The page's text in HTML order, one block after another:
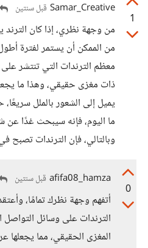
1
Samar_Creative قبل سنتين
من وجهة نظري، إذا كان
من الممكن أن يستمر لفترة
معظم الترندات التي تنتشر
ذات مغزى حقيقي، وهذا ما
يميل إلى الشعور بالملل
ما اليوم، فإنه سيبحث غدًا عن
وبالتالي، فإن الترندات تصبح
0
afifa08_hamza قبل سنتين
أتفهم وجهة نظرك تمامًا،
الترندات على وسائل التواصل
المغزى الحقيقي، مما يجعلها